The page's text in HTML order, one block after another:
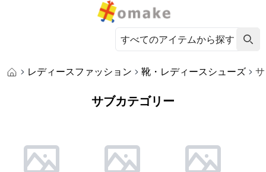
レディースファッション 靴・レディースシューズ
サブカテゴリー